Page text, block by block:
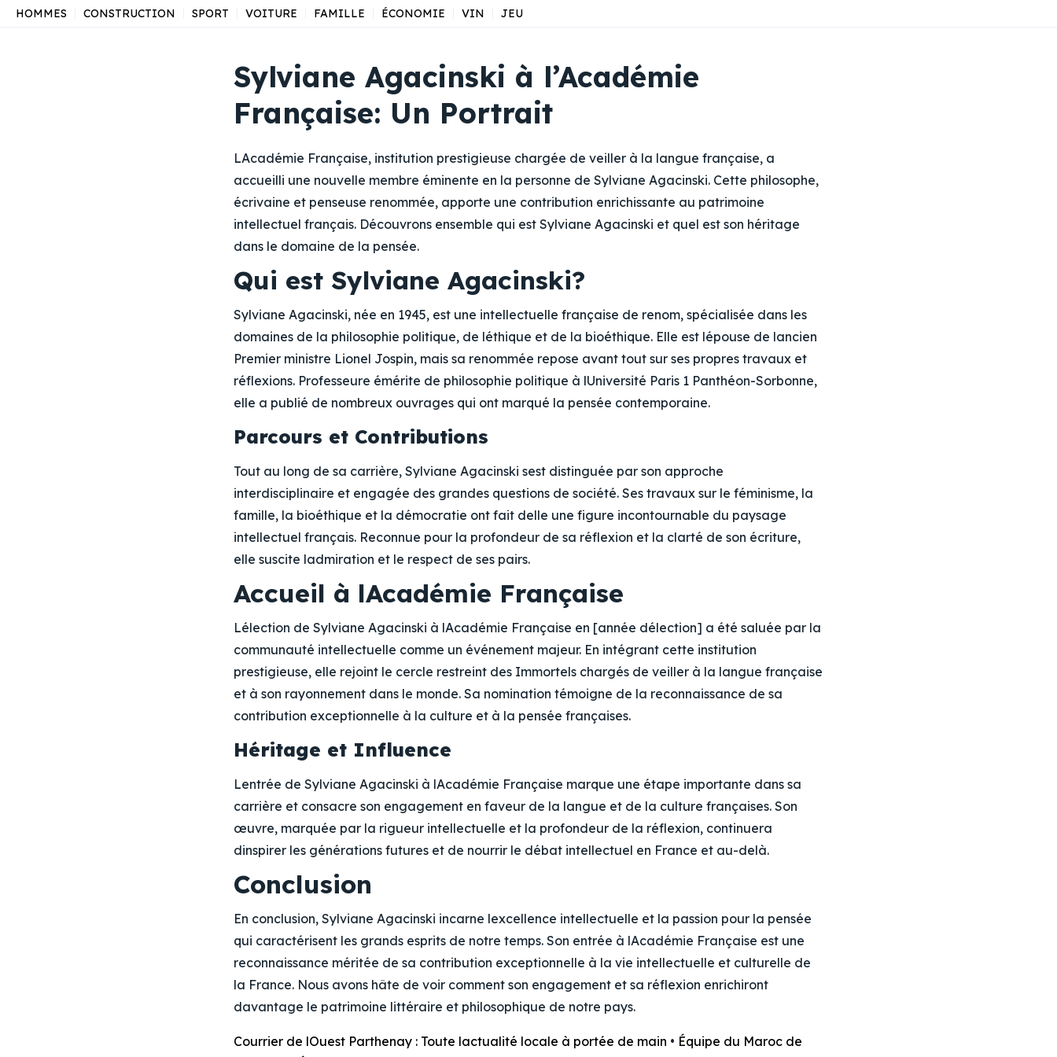
HOMMES CONSTRUCTION SPORT VOITURE FAMILLE ÉCONOMIE VIN JEU
Sylviane Agacinski à l’Académie
Française: Un Portrait
LAcadémie Française, institution prestigieuse chargée de veiller à la langue française, a
accueilli une nouvelle membre éminente en la personne de Sylviane Agacinski. Cette philosophe,
écrivaine et penseuse renommée, apporte une contribution enrichissante au patrimoine
intellectuel français. Découvrons ensemble qui est Sylviane Agacinski et quel est son héritage
dans le domaine de la pensée.
Qui est Sylviane Agacinski?
Sylviane Agacinski, née en 1945, est une intellectuelle française de renom, spécialisée dans les
domaines de la philosophie politique, de léthique et de la bioéthique. Elle est lépouse de lancien
Premier ministre Lionel Jospin, mais sa renommée repose avant tout sur ses propres travaux et
réflexions. Professeure émérite de philosophie politique à lUniversité Paris 1 Panthéon-Sorbonne,
elle a publié de nombreux ouvrages qui ont marqué la pensée contemporaine.
Parcours et Contributions
Tout au long de sa carrière, Sylviane Agacinski sest distinguée par son approche
interdisciplinaire et engagée des grandes questions de société. Ses travaux sur le féminisme, la
famille, la bioéthique et la démocratie ont fait delle une figure incontournable du paysage
intellectuel français. Reconnue pour la profondeur de sa réflexion et la clarté de son écriture,
elle suscite ladmiration et le respect de ses pairs.
Accueil à lAcadémie Française
Lélection de Sylviane Agacinski à lAcadémie Française en [année délection] a été saluée par la
communauté intellectuelle comme un événement majeur. En intégrant cette institution
prestigieuse, elle rejoint le cercle restreint des Immortels chargés de veiller à la langue française
et à son rayonnement dans le monde. Sa nomination témoigne de la reconnaissance de sa
contribution exceptionnelle à la culture et à la pensée françaises.
Héritage et Influence
Lentrée de Sylviane Agacinski à lAcadémie Française marque une étape importante dans sa
carrière et consacre son engagement en faveur de la langue et de la culture françaises. Son
œuvre, marquée par la rigueur intellectuelle et la profondeur de la réflexion, continuera
dinspirer les générations futures et de nourrir le débat intellectuel en France et au-delà.
Conclusion
En conclusion, Sylviane Agacinski incarne lexcellence intellectuelle et la passion pour la pensée
qui caractérisent les grands esprits de notre temps. Son entrée à lAcadémie Française est une
reconnaissance méritée de sa contribution exceptionnelle à la vie intellectuelle et culturelle de
la France. Nous avons hâte de voir comment son engagement et sa réflexion enrichiront
davantage le patrimoine littéraire et philosophique de notre pays.
Courrier de lOuest Parthenay : Toute lactualité locale à portée de main • Équipe du Maroc de